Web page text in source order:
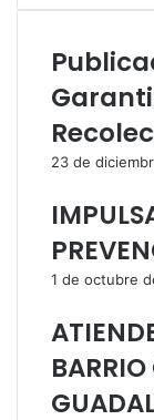
23 de
1 de octubre